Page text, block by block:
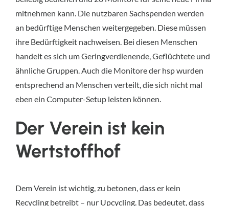
mitnehmen kann. Die nutzbaren Sachspenden werden
an bedürftige Menschen weitergegeben. Diese müssen
ihre Bedürftigkeit nachweisen. Bei diesen Menschen
handelt es sich um Geringverdienende, Geflüchtete und
ähnliche Gruppen. Auch die Monitore der hsp wurden
entsprechend an Menschen verteilt, die sich nicht mal
eben ein Computer-Setup leisten können.
Der Verein ist kein
Wertstoffhof
Dem Verein ist wichtig, zu betonen, dass er kein
Recycling betreibt – nur Upcycling. Das bedeutet, dass